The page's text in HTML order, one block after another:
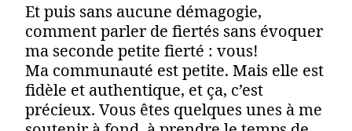
Et puis sans aucune démagogie,
comment parler de fiertés sans évoquer
ma seconde petite fierté : vous!
Ma communauté est petite. Mais elle est
fidèle et authentique, et ça, c’est
précieux. Vous êtes quelques unes à me